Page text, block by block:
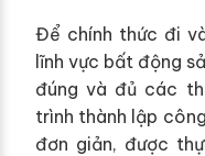
Để chính thức đi
lĩnh vực bất động
đúng và đủ các
trình thành lập
đơn giản, được